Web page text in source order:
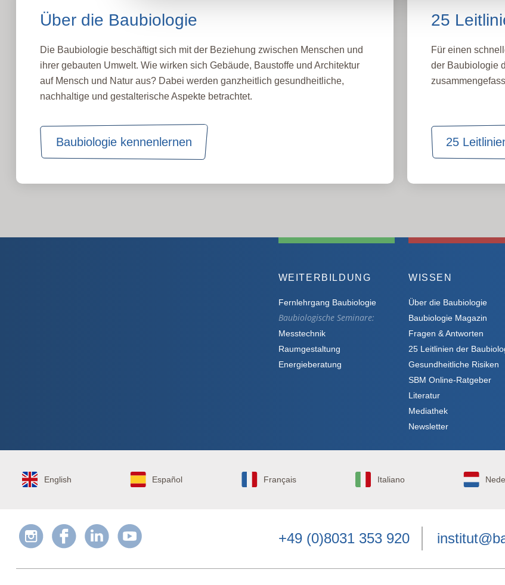
Über die Baubiologie
Die Baubiologie beschäftigt sich mit der Beziehung zwischen Menschen und
ihrer gebauten Umwelt. Wie wirken sich Gebäude, Baustoffe und Architektur
auf Mensch und Natur aus? Dabei werden ganzheitlich gesundheitliche,
nachhaltige und gestalterische Aspekte betrachtet.
Baubiologie kennenlernen
25
Für einen
der Baubiologie
25
WEITERBILDUNG
Fernlehrgang Baubiologie
Baubiologische Seminare:
Messtechnik
Raumgestaltung
Energieberatung
WISSEN
Über die Baubiologie
Baubiologie Magazin
Fragen & Antworten
25 Leitlinien der
Gesundheitliche Risiken
SBM Online-Ratgeber
Literatur
Mediathek
Newsletter
English Español Français Italiano
+49 (0)8031 353 920